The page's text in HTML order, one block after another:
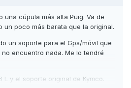
una cúpula más alta Puig. Va de
un poco más barata que la original.
un soporte para el Gps/móvil que
encuentro nada. Me lo tendré
L y el soporte original de Kymco.